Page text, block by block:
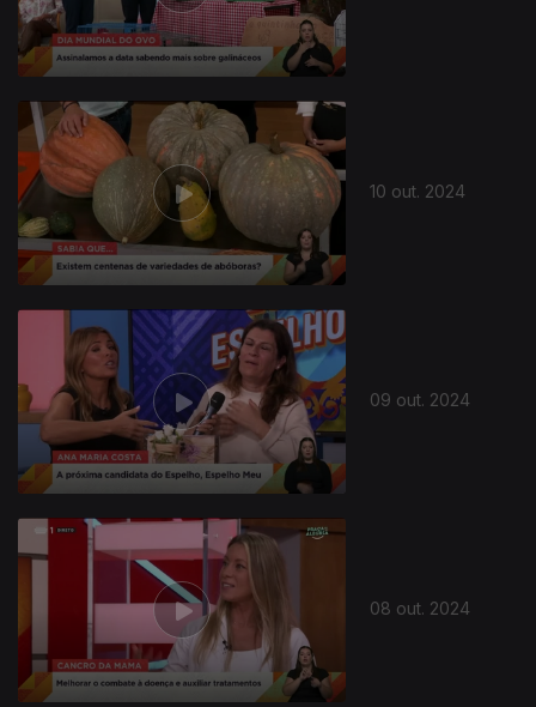
10 out. 2024
09 out. 2024
08 out. 2024